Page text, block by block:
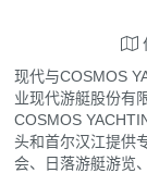
现代与COSMOS
业现代游艇股份有
COSMOS
头和首尔汉江提供
会、日落游艇游览